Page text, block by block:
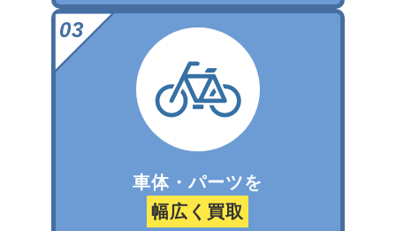
車体・パーツを
幅広く買取